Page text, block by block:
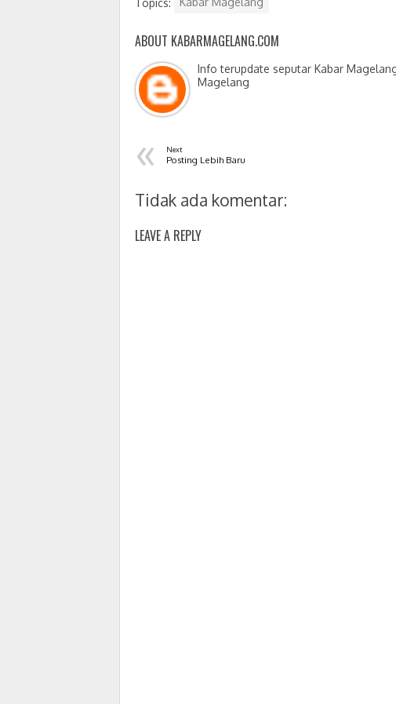
ABOUT KABARMAGELANG.COM
Info terupdate seputar Kabar
Magelang
« Next
Posting Lebih Baru
Tidak ada komentar:
LEAVE A REPLY